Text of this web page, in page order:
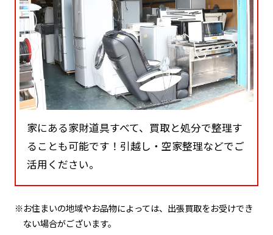
家にある家財道具すべて、買取と処分で整理す
ることも可能です！引越し・空家整理などでご
活用ください。
※お住まいの地域やお品物によっては、出張買取をお受けでき
ない場合がございます。